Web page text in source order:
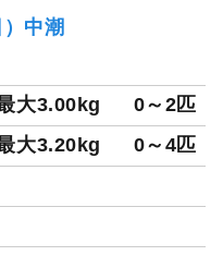
中潮
大3.00kg 0～2匹
大3.20kg 0～4匹